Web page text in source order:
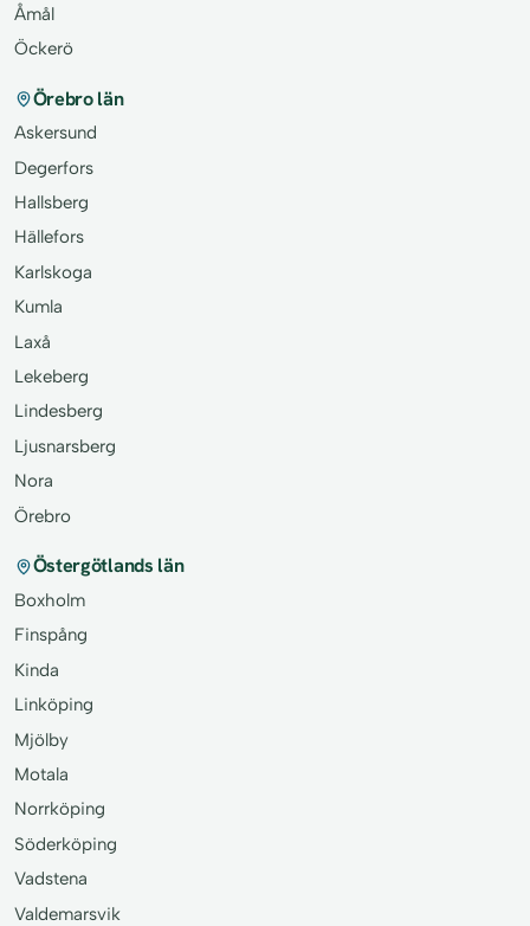
Åmål
Öckerö
Örebro län
Askersund
Degerfors
Hallsberg
Hällefors
Karlskoga
Kumla
Laxå
Lekeberg
Lindesberg
Ljusnarsberg
Nora
Örebro
Östergötlands län
Boxholm
Finspång
Kinda
Linköping
Mjölby
Motala
Norrköping
Söderköping
Vadstena
Valdemarsvik